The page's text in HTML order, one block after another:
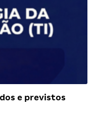
e previstos